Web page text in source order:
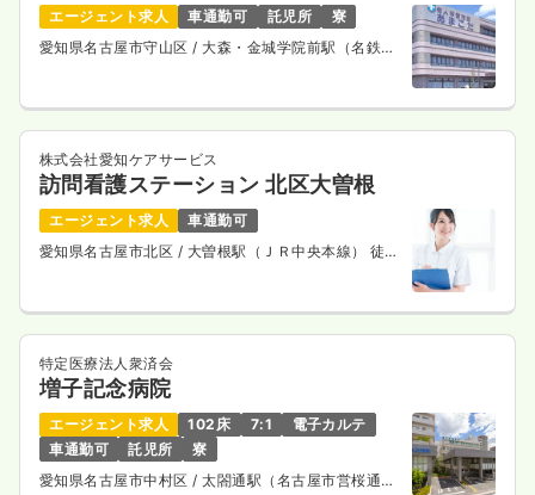
気になる 詳細を見る
エージェント求人 車通勤可 託児所
寮
愛知県名古屋市守山区/ 大森・金城学院前駅（名鉄瀬
株式会社愛知ケアサービス
訪問看護ステーション 北区大曽根
エージェント求人
車通勤可
愛知県名古屋市北区 / 大曽根駅（ＪＲ中央本線） 徒歩
特定医療法人衆済会
増子記念病院
エージェント求人 102床 7:1
電子カルテ
車通勤可
託児所
寮
愛知県名古屋市中村区 / 太閤通駅（名古屋市営桜通